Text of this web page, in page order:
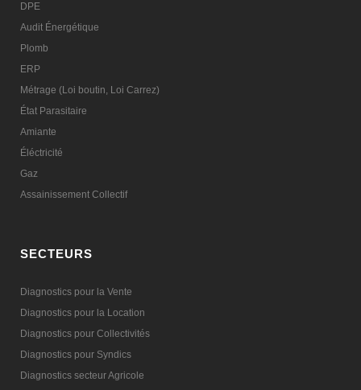
DPE
Audit Énergétique
Plomb
ERP
Métrage (Loi boutin, Loi Carrez)
État Parasitaire
Amiante
Éléctricité
Gaz
Assainissement Collectif
SECTEURS
Diagnostics pour la Vente
Diagnostics pour la Location
Diagnostics pour Collectivités
Diagnostics pour Syndics
Diagnostics secteur Agricole